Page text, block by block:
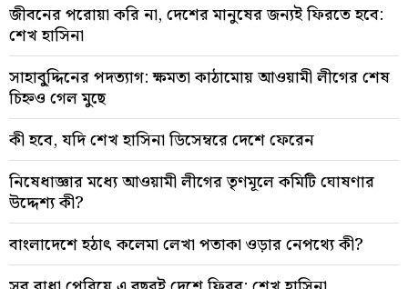
জীবনের পরোয়া করি না, দেশের মানুষের জন্যই ফিরতে হবে:
শেখ হাসিনা
সাহাবু্দ্দিনের পদত্যাগ: ক্ষমতা কাঠামোয় আওয়ামী লীগের শেষ
চিহ্নও গেল মুছে
কী হবে, যদি শেখ হাসিনা ডিসেম্বরে দেশে ফেরেন
নিষেধাজ্ঞার মধ্যে আওয়ামী লীগের তৃণমূলে কমিটি ঘোষণার
উদ্দেশ্য কী?
বাংলাদেশে হঠাৎ কলেমা লেখা পতাকা ওড়ার নেপথ্যে কী?